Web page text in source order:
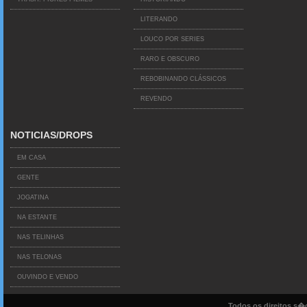
LITERANDO
LOUCO POR SERIES
RARO E OBSCURO
REBOBINANDO CLÁSSICOS
REVENDO
NOTICIAS/DROPS
EM CASA
GENTE
JOGATINA
NA ESTANTE
NAS TELINHAS
NAS TELONAS
OUVINDO E VENDO